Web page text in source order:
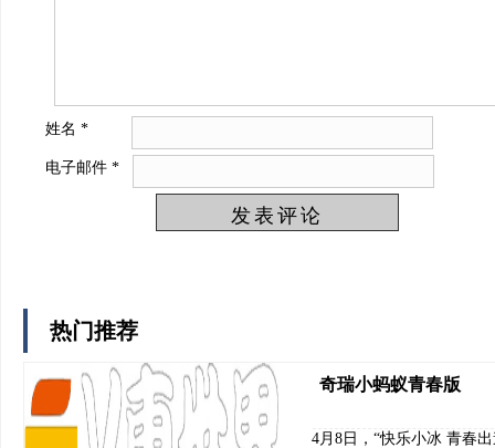
姓名 *
电子邮件 *
热门推荐
奇瑞小蚂蚁青春版
4月8日，“快乐小冰 青春